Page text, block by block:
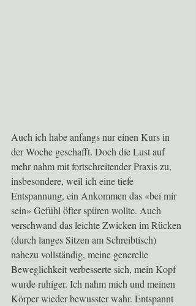
Auch ich habe anfangs nur einen Kurs in
der Woche geschafft. Doch die Lust auf
mehr nahm mit fortschreitender Praxis zu,
insbesondere, weil ich eine tiefe
Entspannung, ein Ankommen das «bei mir
sein» Gefühl öfter spüren wollte. Auch
verschwand das leichte Zwicken im Rücken
(durch langes Sitzen am Schreibtisch)
nahezu vollständig, meine generelle
Beweglichkeit verbesserte sich, mein Kopf
wurde ruhiger. Ich nahm mich und meinen
Körper wieder bewusster wahr. Entspannt